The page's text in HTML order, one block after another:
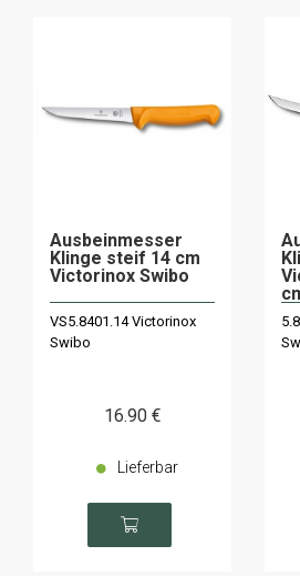
Ausbeinmesser
Klinge steif 14 cm
Victorinox Swibo
VS5.8401.14 Victorinox
Swibo
16.90 €
Lieferbar